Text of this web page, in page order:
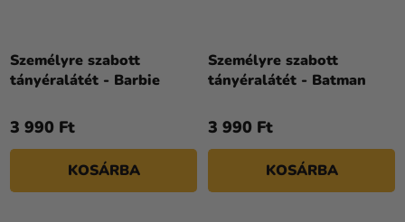
Személyre szabott
tányéralátét - Barbie
3 990 Ft
KOSÁRBA
Személyre szabott
tányéralátét - Batman
3 990 Ft
KOSÁRBA